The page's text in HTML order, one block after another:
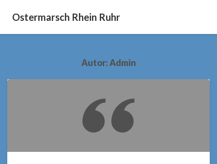
Ostermarsch Rhein Ruhr
Autor:Admin